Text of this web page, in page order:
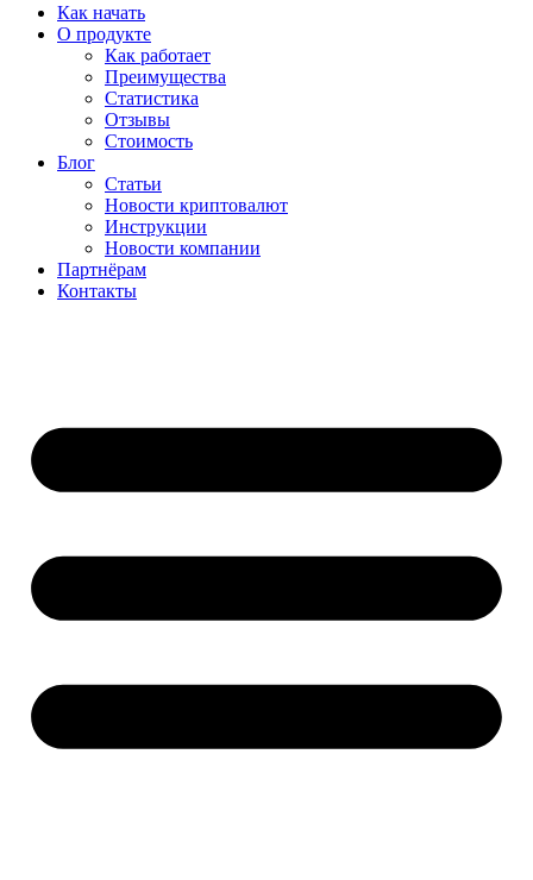
Как начать
О продукте
Как работает
Преимущества
Статистика
Отзывы
Стоимость
Блог
Статьи
Новости криптовалют
Инструкции
Новости компании
Партнёрам
Контакты